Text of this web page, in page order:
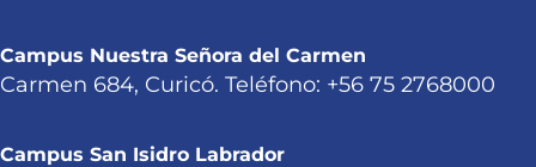
Campus Nuestra Señora del Carmen
Carmen 684, Curicó. Teléfono: +56 75 2768000
Campus San Isidro Labrador